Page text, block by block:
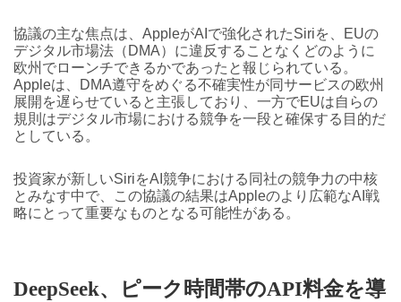
協議の主な焦点は、AppleがAIで強化されたSiriを、EUの
デジタル市場法（DMA）に違反することなくどのように
欧州でローンチできるかであったと報じられている。
Appleは、DMA遵守をめぐる不確実性が同サービスの欧州
展開を遅らせていると主張しており、一方でEUは自らの
規則はデジタル市場における競争を一段と確保する目的だ
としている。
投資家が新しいSiriをAI競争における同社の競争力の中核
とみなす中で、この協議の結果はAppleのより広範なAI戦
略にとって重要なものとなる可能性がある。
DeepSeek、ピーク時間帯のAPI料金を導